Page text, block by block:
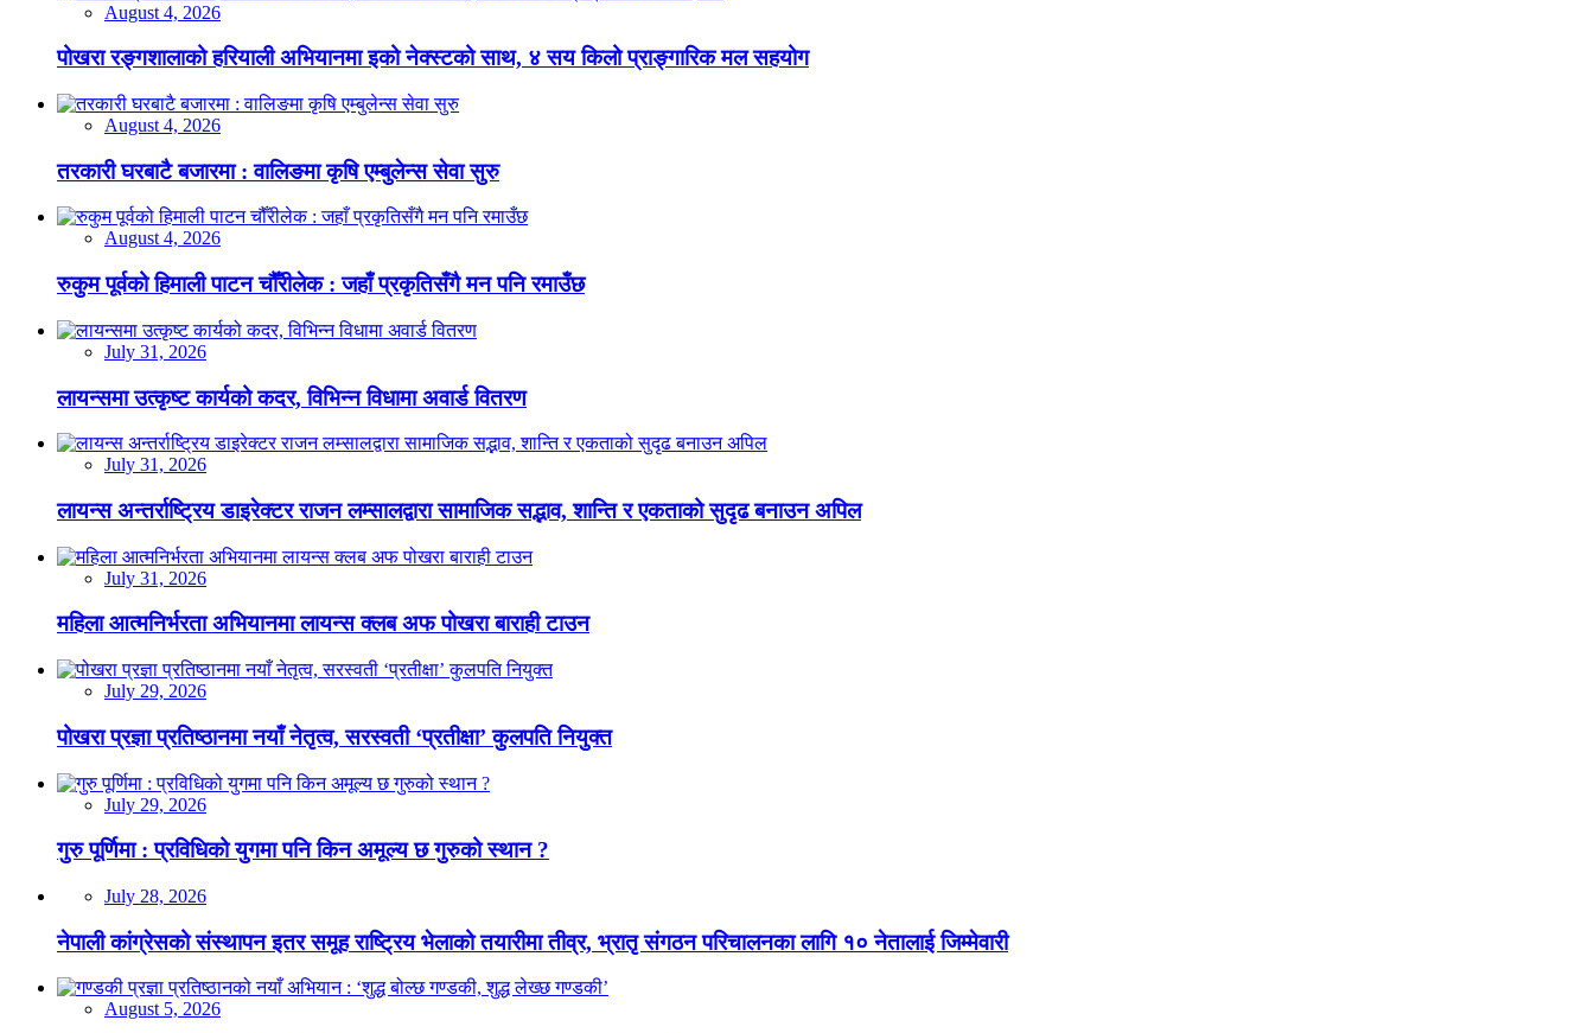
August 4, 2026
पोखरा रङ्गशालाको हरियाली अभियानमा इको नेक्स्टको साथ, ४ सय किलो प्राङ्गारिक मल सहयोग
August 4, 2026
तरकारी घरबाटै बजारमा : वालिङमा कृषि एम्बुलेन्स सेवा सुरु
August 4, 2026
रुकुम पूर्वको हिमाली पाटन चौँरीलेक : जहाँ प्रकृतिसँगै मन पनि रमाउँछ
July 31, 2026
लायन्समा उत्कृष्ट कार्यको कदर, विभिन्न विधामा अवार्ड वितरण
July 31, 2026
लायन्स अन्तर्राष्ट्रिय डाइरेक्टर राजन लम्सालद्वारा सामाजिक सद्भाव, शान्ति र एकताको सुदृढ बनाउन अपिल
July 31, 2026
महिला आत्मनिर्भरता अभियानमा लायन्स क्लब अफ पोखरा बाराही टाउन
July 29, 2026
पोखरा प्रज्ञा प्रतिष्ठानमा नयाँ नेतृत्व, सरस्वती ‘प्रतीक्षा’ कुलपति नियुक्त
July 29, 2026
गुरु पूर्णिमा : प्रविधिको युगमा पनि किन अमूल्य छ गुरुको स्थान ?
July 28, 2026
नेपाली कांग्रेसको संस्थापन इतर समूह राष्ट्रिय भेलाको तयारीमा तीव्र, भ्रातृ संगठन परिचालनका लागि १० नेतालाई जिम्मेवारी
August 5, 2026